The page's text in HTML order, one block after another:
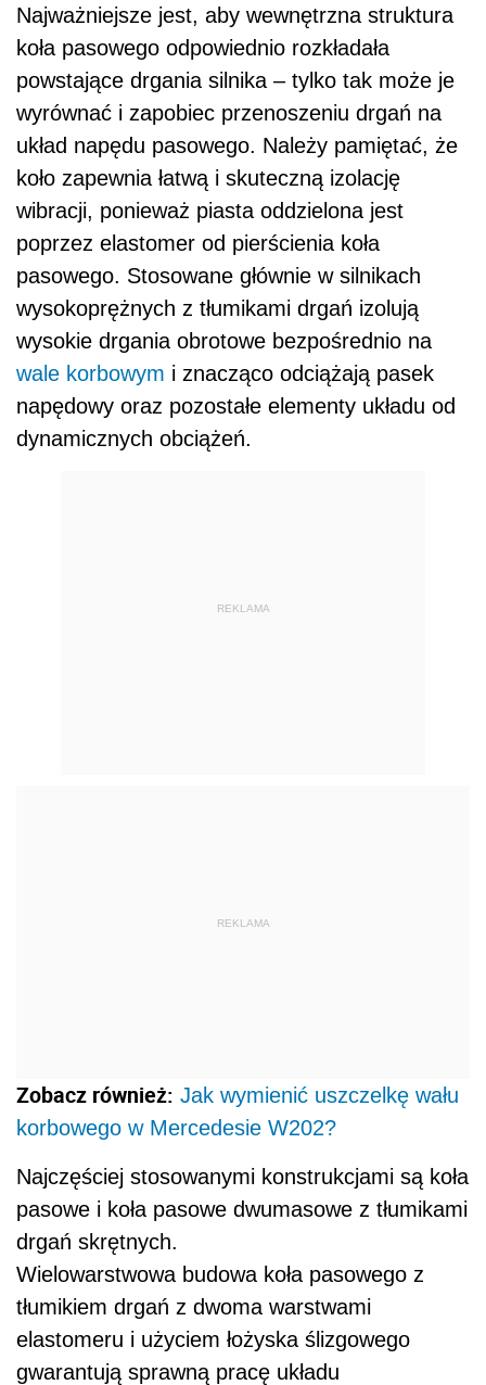
Najważniejsze jest, aby wewnętrzna struktura
koła pasowego odpowiednio rozkładała
powstające drgania silnika – tylko tak może je
wyrównać i zapobiec przenoszeniu drgań na
układ napędu pasowego. Należy pamiętać, że
koło zapewnia łatwą i skuteczną izolację
wibracji, ponieważ piasta oddzielona jest
poprzez elastomer od pierścienia koła
pasowego. Stosowane głównie w silnikach
wysokoprężnych z tłumikami drgań izolują
wysokie drgania obrotowe bezpośrednio na
wale korbowym i znacząco odciążają pasek
napędowy oraz pozostałe elementy układu od
dynamicznych obciążeń.
REKLAMA
REKLAMA
Zobacz również: Jak wymienić uszczelkę wału
korbowego w Mercedesie W202?
Najczęściej stosowanymi konstrukcjami są koła
pasowe i koła pasowe dwumasowe z tłumikami
drgań skrętnych.
Wielowarstwowa budowa koła pasowego z
tłumikiem drgań z dwoma warstwami
elastomeru i użyciem łożyska ślizgowego
gwarantują sprawną pracę układu